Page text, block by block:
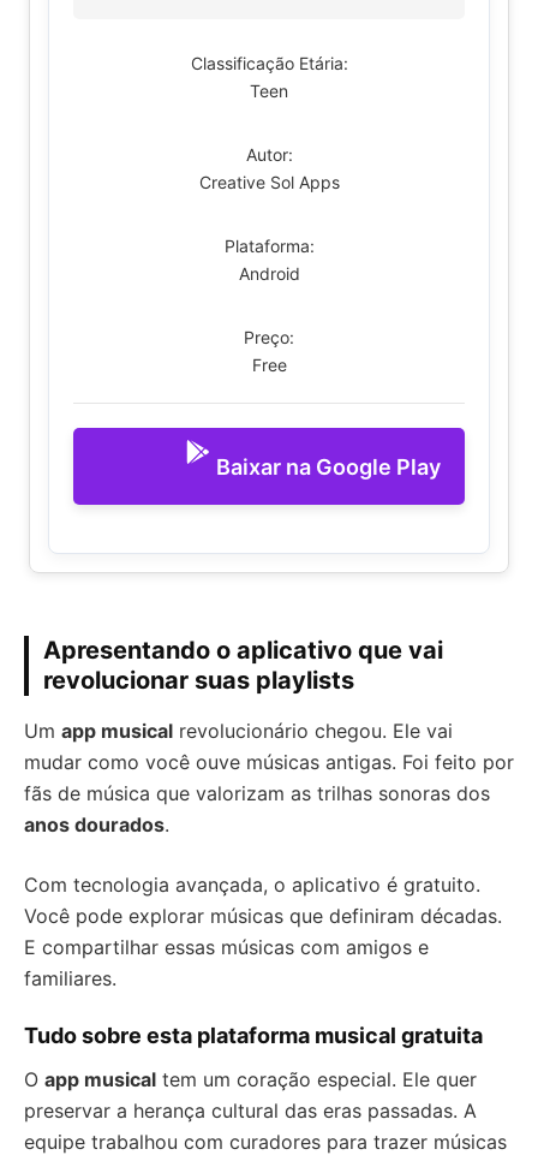
Classificação Etária:
Teen
Autor:
Creative Sol Apps
Plataforma:
Android
Preço:
Free
Baixar na Google Play
Apresentando o aplicativo que vai
revolucionar suas playlists
Um app musical revolucionário chegou. Ele vai
mudar como você ouve músicas antigas. Foi feito por
fãs de música que valorizam as trilhas sonoras dos
anos dourados.
Com tecnologia avançada, o aplicativo é gratuito.
Você pode explorar músicas que definiram décadas.
E compartilhar essas músicas com amigos e
familiares.
Tudo sobre esta plataforma musical gratuita
O app musical tem um coração especial. Ele quer
preservar a herança cultural das eras passadas. A
equipe trabalhou com curadores para trazer músicas